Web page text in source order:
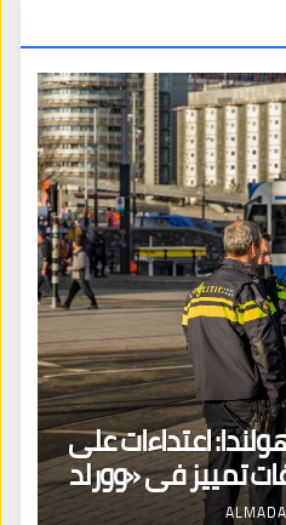
اعتداءات على
تمييز في «وورلد